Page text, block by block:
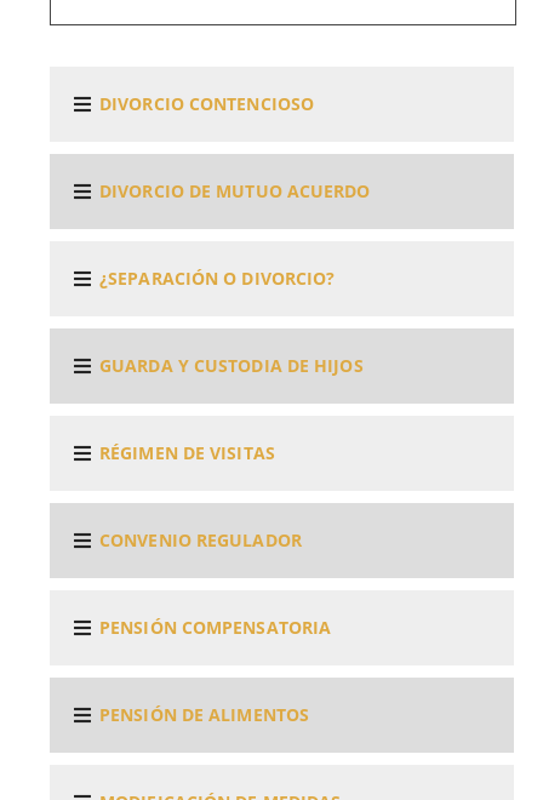
DIVORCIO CONTENCIOSO
DIVORCIO DE MUTUO ACUERDO
¿SEPARACIÓN O DIVORCIO?
GUARDA Y CUSTODIA DE HIJOS
RÉGIMEN DE VISITAS
CONVENIO REGULADOR
PENSIÓN COMPENSATORIA
PENSIÓN DE ALIMENTOS